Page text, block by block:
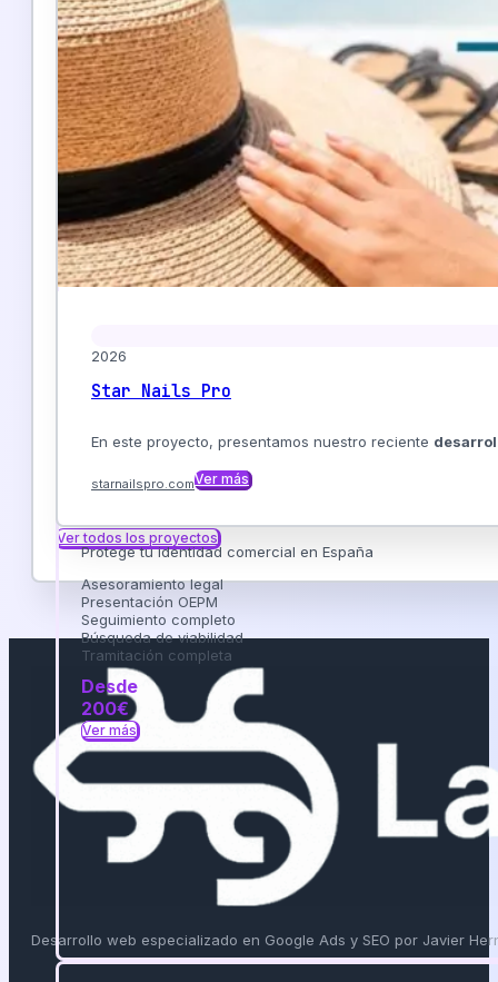
Actualizaciones
Copias de seguridad
Soporte técnico
Velocidad Mejorada
Monitoreo 24/7
Desde
50€/mes
Ver más
Protege tu identidad comercial en España
Asesoramiento legal
Presentación OEPM
Seguimiento completo
Búsqueda de viabilidad
Tramitación completa
Desde
200€
Ver más
2026
Star Nails Pro
En este proyecto, presentamos nuestro reciente
starnailspro.comVer más
Ver todos los proyectos
Desarrollo web especializado en Google Ads y SEO por Javier